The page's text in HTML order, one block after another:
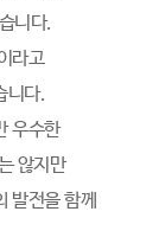
니다.
라고
니다.
우수한
않지만
발전을 함께